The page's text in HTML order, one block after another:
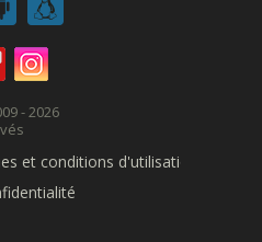
- 2026
et conditions d'utilisation